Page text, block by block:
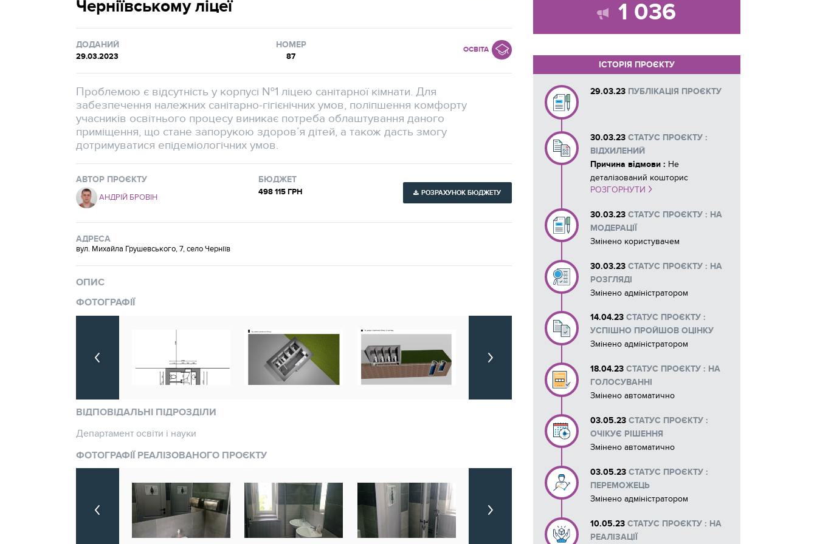
Черніївському ліцеї
ДОДАНИЙ
29.03.2023
НОМЕР
87
ОСВІТА
Проблемою є відсутність у корпусі №1 ліцею санітарної кімнати. Для
забезпечення належних санітарно-гігієнічних умов, поліпшення комфорту
учасників освітнього процесу виникає потреба облаштування даного
приміщення, що стане запорукою здоров’я дітей, а також дасть змогу
дотримуватися епідеміологічних умов.
АВТОР ПРОЄКТУ
АНДРІЙ БРОВІН
БЮДЖЕТ
498 115 ГРН РОЗРАХУНОК БЮДЖЕТУ
АДРЕСА
вул. Михайла Грушевського, 7, село Черніїв
ОПИС
ФОТОГРАФІЇ
ВІДПОВІДАЛЬНІ ПІДРОЗДІЛИ
Департамент освіти і науки
ФОТОГРАФІЇ РЕАЛІЗОВАНОГО ПРОЄКТУ
1 036
ІСТОРІЯ ПРОЄКТУ
29.03.23 ПУБЛІКАЦІЯ ПРОЄКТУ
30.03.23 СТАТУС ПРОЄКТУ :
ВІДХИЛЕНИЙ
Причина відмови : Не
деталізований кошторис
РОЗГОРНУТИ
30.03.23 СТАТУС ПРОЄКТУ : НА
МОДЕРАЦІЇ
Змінено користувачем
30.03.23 СТАТУС ПРОЄКТУ : НА
РОЗГЛЯДІ
Змінено адміністратором
14.04.23 СТАТУС ПРОЄКТУ :
УСПІШНО ПРОЙШОВ ОЦІНКУ
Змінено адміністратором
18.04.23 СТАТУС ПРОЄКТУ : НА
ГОЛОСУВАННІ
Змінено автоматично
03.05.23 СТАТУС ПРОЄКТУ :
ОЧІКУЄ РІШЕННЯ
Змінено автоматично
03.05.23 СТАТУС ПРОЄКТУ :
ПЕРЕМОЖЕЦЬ
Змінено адміністратором
10.05.23 СТАТУС ПРОЄКТУ : НА
РЕАЛІЗАЦІЇ